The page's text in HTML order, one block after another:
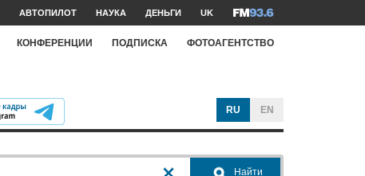
АВТОПИЛОТ НАУКА ДЕНЬГИ UK
КОНФЕРЕНЦИИ ПОДПИСКА ФОТОАГЕНТСТВО
RU EN
Найти